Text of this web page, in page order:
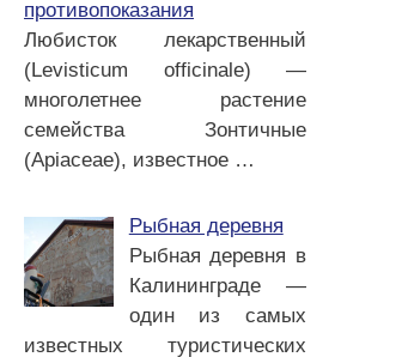
противопоказания
Любисток лекарственный
(Levisticum officinale) —
многолетнее растение
семейства Зонтичные
(Apiaceae), известное …
Рыбная деревня
Рыбная деревня в
Калининграде —
один из самых
известных туристических